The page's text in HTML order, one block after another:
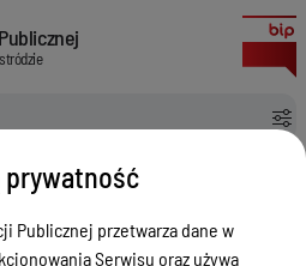
w OstródziePowiatowego w Ostródzie
w Ostródzie
prywatność
Publicznej przetwarza dane w
Serwisu oraz używa